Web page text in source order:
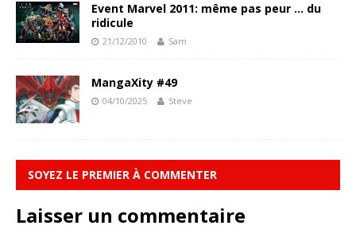
Event Marvel 2011: même pas peur … du
ridicule
21/12/2010 Sam
MangaXity #49
04/10/2025 Steve
SOYEZ LE PREMIER À COMMENTER
Laisser un commentaire